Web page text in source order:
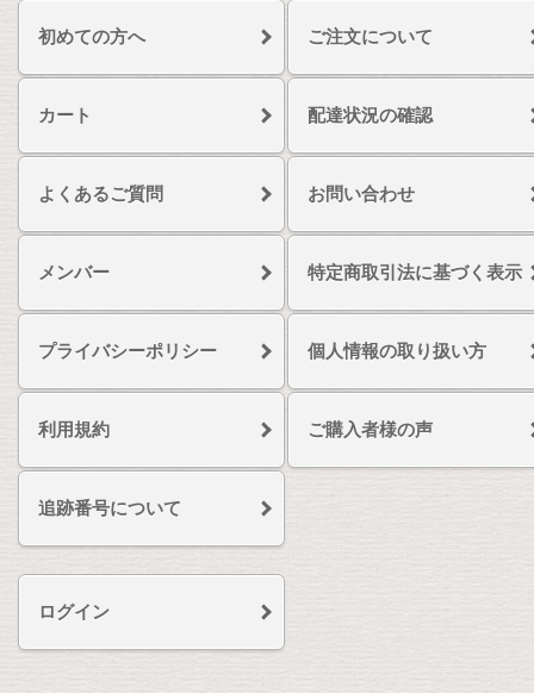
初めての方へ ご注文について
カート 配達状況の確認
よくあるご質問 お問い合わせ
メンバー 特定商取引法に基づく表示
プライバシーポリシー 個人情報の取り扱い方
利用規約 ご購入者様の声
追跡番号について
ログイン